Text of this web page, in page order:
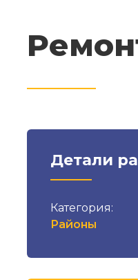
Детали
Категория:
Районы